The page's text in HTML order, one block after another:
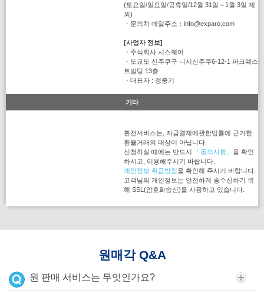
(토요일/일요일/공휴일/12월 31일～1월 3일 제
외)
・문의처 메일주소：info@exparo.com
[사업자 정보]
・주식회사 시스퀘어
・도쿄도 신주쿠구 니시신주쿠6-12-1 파크웨스
트빌딩 13층
・대표자 : 정중기
기타
환전서비스는, 자금결제에관한법률에 근거한
환율거래의 대상이 아닙니다.
신청하실 때에는 반드시
「동의사항」 을 확인
하시고, 이용해주시기 바랍니다.
개인정보 취급방침을 확인해 주시기 바랍니다.
고객님의 개인정보는 안전하게 송수신하기 위
해 SSL(암호화송신)을 사용하고 있습니다.
원매각 Q&A
원 판매 서비스는 무엇인가요?